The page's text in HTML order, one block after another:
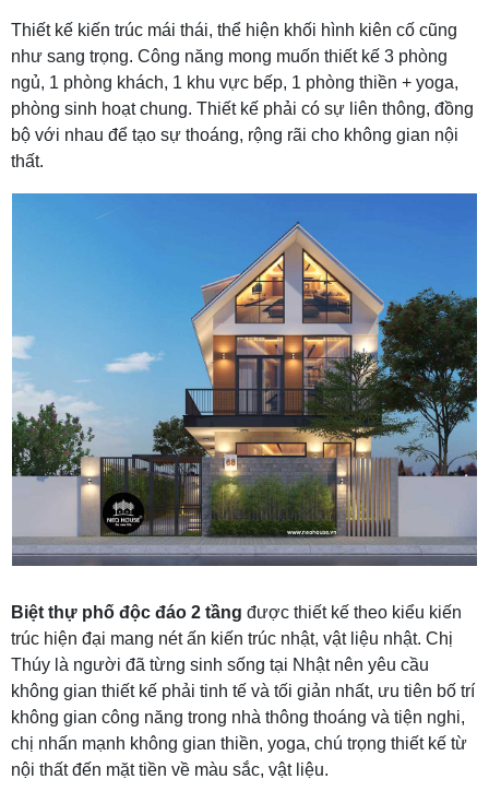
Thiết kế kiến trúc mái thái, thể hiện khối hình kiên cố cũng
như sang trọng. Công năng mong muốn thiết kế 3 phòng
ngủ, 1 phòng khách, 1 khu vực bếp, 1 phòng thiền + yoga,
phòng sinh hoạt chung. Thiết kế phải có sự liên thông, đồng
bộ với nhau để tạo sự thoáng, rộng rãi cho không gian nội
thất.
Biệt thự phố độc đáo 2 tầng được thiết kế theo kiểu kiến
trúc hiện đại mang nét ấn kiến trúc nhật, vật liệu nhật. Chị
Thúy là người đã từng sinh sống tại Nhật nên yêu cầu
không gian thiết kế phải tinh tế và tối giản nhất, ưu tiên bố trí
không gian công năng trong nhà thông thoáng và tiện nghi,
chị nhấn mạnh không gian thiền, yoga, chú trọng thiết kế từ
nội thất đến mặt tiền về màu sắc, vật liệu.